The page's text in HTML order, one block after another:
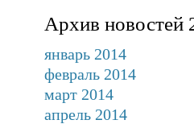
Архив новостей
январь 2014
февраль 2014
март 2014
апрель 2014